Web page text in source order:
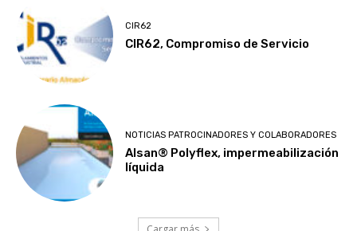
CIR62
CIR62, Compromiso de Servicio
NOTICIAS PATROCINADORES Y COLABORADORES
Alsan® Polyflex, impermeabilización
líquida